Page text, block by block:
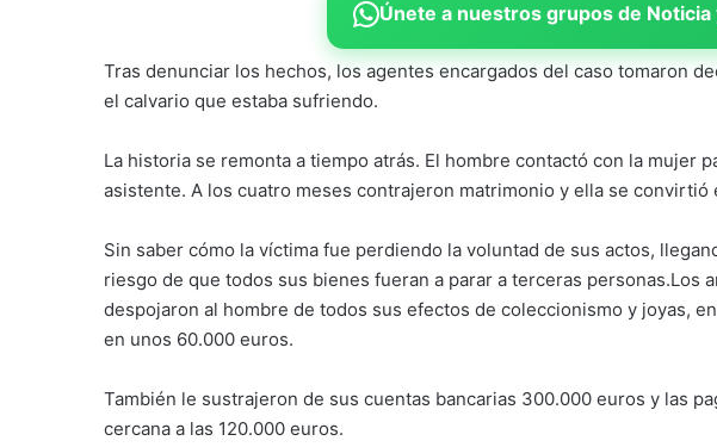
Únete a nuestros grupos de Noticia
Tras denunciar los hechos, los agentes encargados del caso tomaron
el calvario que estaba sufriendo.
La historia se remonta a tiempo atrás. El hombre contactó con la mujer
asistente. A los cuatro meses contrajeron matrimonio y ella se convirtió
Sin saber cómo la víctima fue perdiendo la voluntad de sus actos,
riesgo de que todos sus bienes fueran a parar a terceras personas.Los
despojaron al hombre de todos sus efectos de coleccionismo y joyas,
en unos 60.000 euros.
También le sustrajeron de sus cuentas bancarias 300.000 euros y las
cercana a las 120.000 euros.